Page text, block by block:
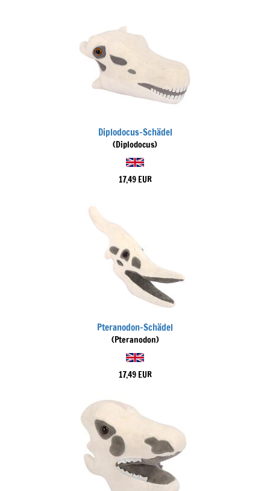
Diplodocus-Schädel
(Diplodocus)
17,49 EUR
Pteranodon-Schädel
(Pteranodon)
17,49 EUR